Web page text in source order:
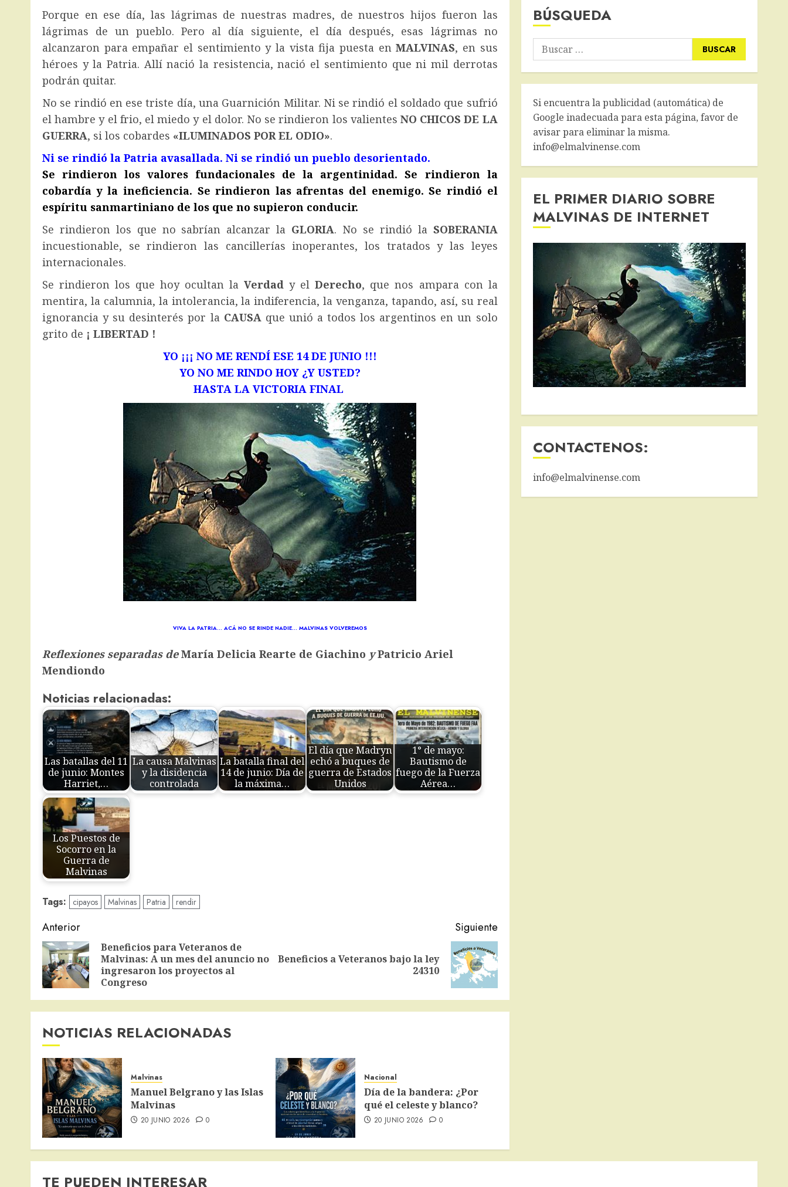
Porque en ese día, las lágrimas de nuestras madres, de nuestros hijos fueron las
lágrimas de un pueblo. Pero al día siguiente, el día después, esas lágrimas no
alcanzaron para empañar el sentimiento y la vista fija puesta enMALVINAS, en sus
héroes y la Patria. Allí nació la resistencia, nació el sentimiento que ni mil derrotas
podrán quitar.
No se rindió en ese triste día, una Guarnición Militar. Ni se rindió el soldado que sufrió
el hambre y el frio, el miedo y el dolor. No se rindieron los valientes NO CHICOS DE LA
GUERRA, si los cobardes «ILUMINADOS POR EL ODIO».
Ni se rindió la Patria avasallada. Ni se rindió un pueblo desorientado.
Se rindieron los valores fundacionales de la argentinidad. Se rindieron la
cobardía y la ineficiencia. Se rindieron las afrentas del enemigo. Se rindió el
espíritu sanmartiniano de los que no supieron conducir.
Se rindieron los que no sabrían alcanzar la GLORIA. No se rindió la SOBERANIA
incuestionable, se rindieron las cancillerías inoperantes, los tratados y las leyes
internacionales.
Se rindieron los que hoy ocultan laVerdad y elDerecho, que nos ampara con la
mentira, la calumnia, la intolerancia, la indiferencia, la venganza, tapando, así, su real
ignorancia y su desinterés por la CAUSA que unió a todos los argentinos en un solo
grito de ¡ LIBERTAD !
YO ¡¡¡ NO ME RENDÍ ESE 14 DE JUNIO !!!
YO NO ME RINDO HOY ¿Y USTED?
HASTA LA VICTORIA FINAL
VIVA LA PATRIA… ACÁ NO SE RINDE NADIE… MALVINAS VOLVEREMOS
Reflexiones separadas deMaría Delicia Rearte de Giachino yPatricio Ariel
Mendiondo
Noticias relacionadas:
Las batallas del 11
de junio: Montes
Harriet,…
La causa Malvinas
y la disidencia
controlada
La batalla final del
14 de junio: Día de
la máxima…
El día que Madryn
echó a buques de
guerra de Estados
Unidos
1° de mayo:
Bautismo de
fuego de la Fuerza
Aérea…
Los Puestos de
Socorro en la
Guerra de
Malvinas
Tags: cipayos Malvinas Patria rendir
Navegación
de
entradas
Anterior
Entrada
Beneficios para Veteranos de
Malvinas: A un mes del anuncio no
ingresaron los proyectos al
Congreso
Siguiente
Siguiente
Beneficios a Veteranos bajo la ley
24310
NOTICIAS RELACIONADAS
Malvinas
Manuel Belgrano y las Islas
Malvinas
20 JUNIO 2026 0
Nacional
Día de la bandera: ¿Por
qué el celeste y blanco?
20 JUNIO 2026 0
BÚSQUEDA
Buscar:
Si encuentra la publicidad (automática) de
Google inadecuada para esta página, favor de
avisar para eliminar la misma.
info@elmalvinense.com
EL PRIMER DIARIO SOBRE
MALVINAS DE INTERNET
CONTACTENOS:
info@elmalvinense.com
TE PUEDEN INTERESAR